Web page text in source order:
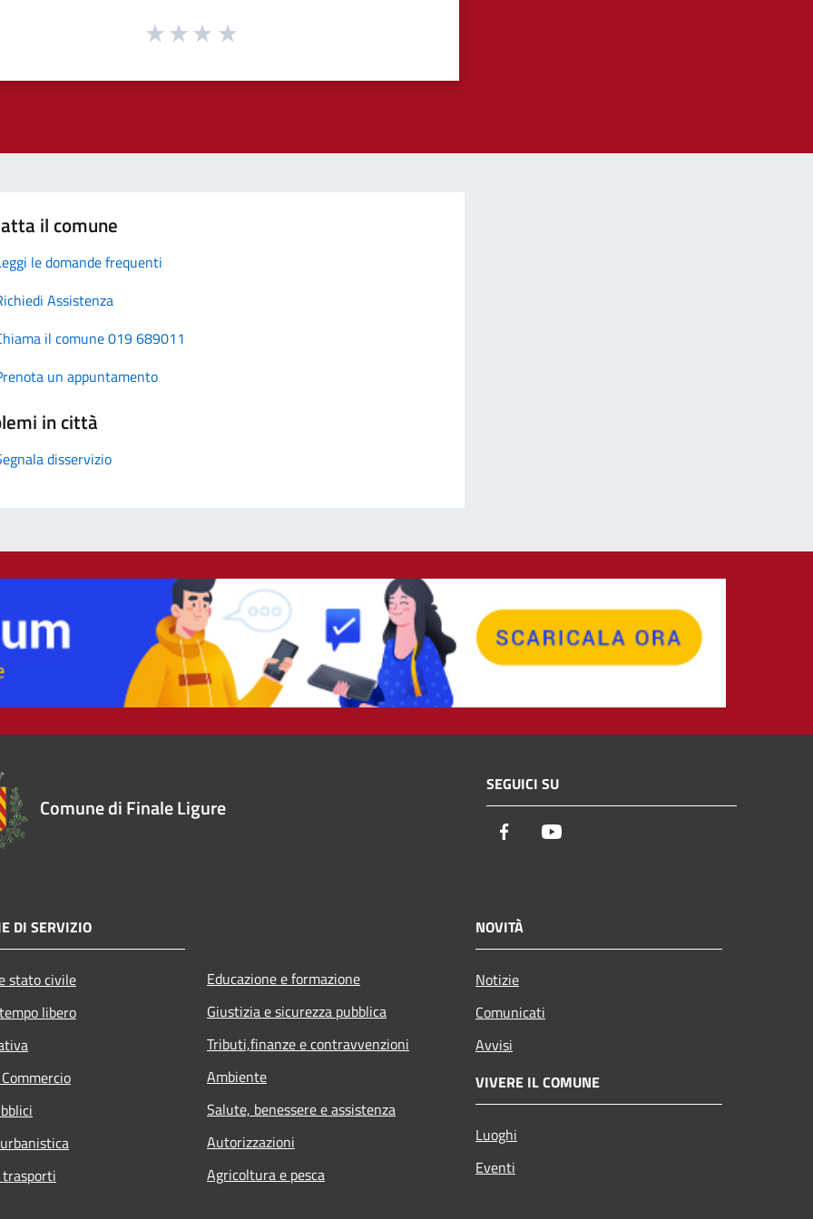
il comune
le domande frequenti
Assistenza
il comune 019 689011
un appuntamento
in città
disservizio
Comune di Finale Ligure
SEGUICI SU
Facebook
DI SERVIZIO
stato civile
libero
Educazione e formazione
Giustizia e sicurezza pubblica
Tributi,finanze e contravvenzioni
Ambiente
Salute, benessere e assistenza
Autorizzazioni
Agricoltura e pesca
NOVITÀ
Notizie
Comunicati
Avvisi
VIVERE IL COMUNE
Luoghi
Eventi